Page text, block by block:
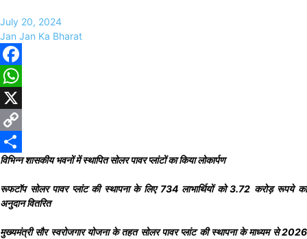
July 20, 2024
Jan Jan Ka Bharat
Facebook
WhatsApp
X
Copy
Link
Share
विभिन्न शासकीय भवनों में स्थापित सोलर पावर प्लांटों का किया लोकार्पण
रूफटॉप सोलर पावर प्लांट की स्थापना के लिए 734 लाभार्थियों को 3.72 करोड़ रूपये का
अनुदान वितरित
मुख्यमंत्री सौर स्वरोजगार योजना के तहत सोलर पावर प्लांट की स्थापना के माध्यम से 2026